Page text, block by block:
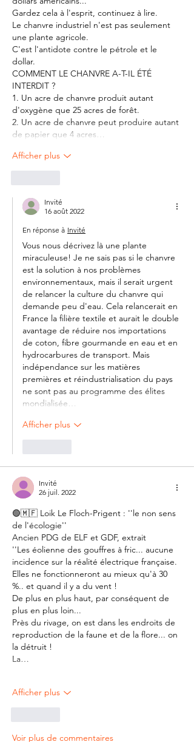
Gardez cela à l'esprit, continuez à lire.
Le chanvre industriel n'est pas seulement
une plante agricole.
C'est l'antidote contre le pétrole et le
dollar.
COMMENT LE CHANVRE A-T-IL ÉTÉ
INTERDIT ?
1. Un acre de chanvre produit autant
d'oxygène que 25 acres de forêt.
2. Un acre de chanvre peut produire autant
de papier que 4 acres…
Afficher plus
Invité
16 août 2022
En réponse à Invité
Vous nous décrivez là une plante
miraculeuse! Je ne sais pas si le chanvre
est la solution à nos problèmes
environnementaux, mais il serait urgent
de relancer la culture du chanvre qui
demande peu d'eau. Cela relancerait en
France la filière textile et aurait le double
avantage de réduire nos importations
de coton, fibre gourmande en eau et en
hydrocarbures de transport. Mais
indépendance sur les matières
premières et réindustrialisation du pays
ne sont pas au programme des élites
mondialisée…
Afficher plus
Invité
26 juil. 2022
🟢🇲🇫 Loik Le Floch-Prigent : ''le non sens
de l'écologie''
Ancien PDG de ELF et GDF, extrait
''Les éolienne des gouffres à fric... aucune
incidence sur la réalité électrique française.
Elles ne fonctionneront au mieux qu'à 30
%.. et quand il y a du vent !
De plus en plus haut, par conséquent de
plus en plus loin...
Près du rivage, on est dans les endroits de
reproduction de la faune et de la flore... on
la détruit !
La…
Afficher plus
Voir plus de commentaires